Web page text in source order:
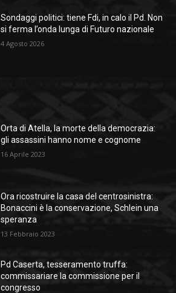
Sondaggi politici: tiene Fdi, in calo il Pd. Non
si ferma l’onda lunga di Futuro nazionale
4 Agosto 2026
Orta di Atella, la morte della democrazia:
gli assassini hanno nome e cognome
16 Aprile 2023
Ora ricostruire la casa del centrosinistra:
Bonaccini è la conservazione, Schlein una
speranza
13 Febbraio 2023
Pd Caserta, tesseramento truffa:
commissariare la commissione per il
congresso